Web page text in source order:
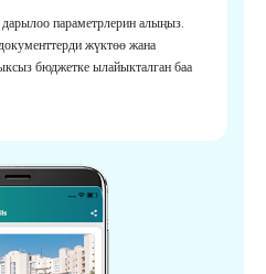
параметрлерин алыңыз.
жүктөө жана
бюджетке ылайыкталган баа